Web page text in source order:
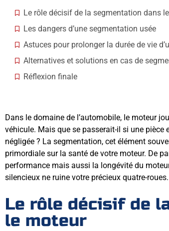
Le rôle décisif de la segmentation dans
Les dangers d’une segmentation usée
Astuces pour prolonger la durée de vie
Alternatives et solutions en cas de
Réflexion finale
Dans le domaine de l’automobile, le moteur
véhicule. Mais que se passerait-il si une
négligée ? La segmentation, cet élément
primordiale sur la santé de votre moteur. De
performance mais aussi la longévité du
silencieux ne ruine votre précieux quatre-roues.
Le rôle décisif de
le moteur